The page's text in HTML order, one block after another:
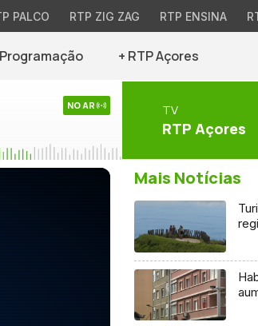
PALCO RTP ZIG ZAG RTP ENSINA
Programação + RTP Açores
NO AR TV
RTP Açores
Mais Notícias